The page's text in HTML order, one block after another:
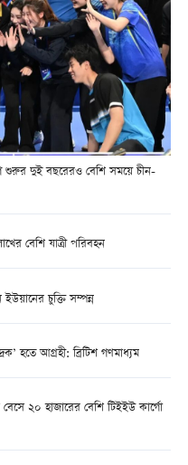
শুরুর দুই বছরেরও বেশি সময়ে চীন-
বেশি যাত্রী পরিবহন
চুক্তি সম্পন্ন
হতে আগ্রহী: ব্রিটিশ গণমাধ্যম
২০ হাজারের বেশি টিইইউ কার্গো